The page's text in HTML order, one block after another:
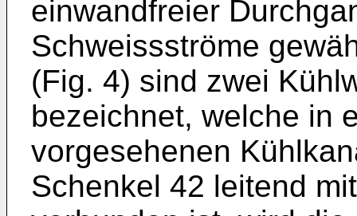
einwandfreier
Schweissströme
(Fig. 4) sind zwei
bezeichnet, welche in
vorgesehenen
Schenkel 42 leitend